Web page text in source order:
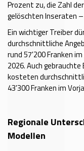
Prozent zu, die Zahl
gelöschten Inseraten
Ein wichtiger Treiber
durchschnittliche
rund 57'200 Franken
2026. Auch
kosteten
43'300 Franken im
Regionale
Modellen